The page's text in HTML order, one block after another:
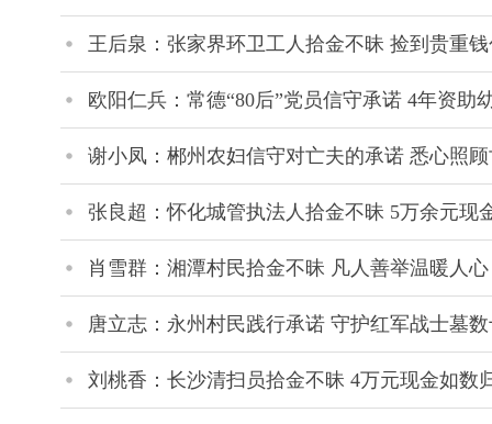
王后泉：张家界环卫工人拾金不昧 捡到贵重
欧阳仁兵：常德“80后”党员信守承诺 4年资助
谢小凤：郴州农妇信守对亡夫的承诺 悉心照
张良超：怀化城管执法人拾金不昧 5万余元现
肖雪群：湘潭村民拾金不昧 凡人善举温暖人心
唐立志：永州村民践行承诺 守护红军战士墓
刘桃香：长沙清扫员拾金不昧 4万元现金如数